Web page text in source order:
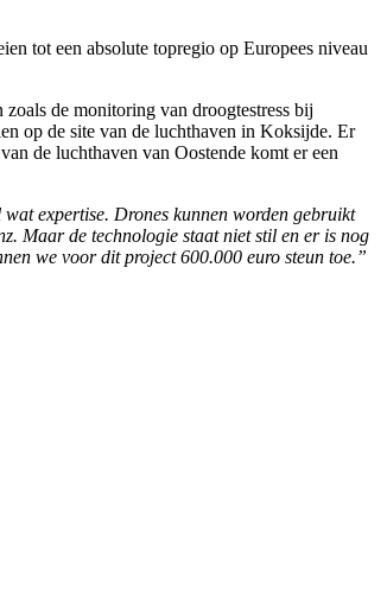
tot een absolute topregio op Europees niveau
de monitoring van droogtestress bij
op de site van de luchthaven in Koksijde. Er
de luchthaven van Oostende komt er een
expertise. Drones kunnen worden gebruikt
Maar de technologie staat niet stil en er is nog
we voor dit project 600.000 euro steun toe.”